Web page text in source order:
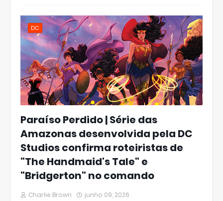
DC
Paraíso Perdido | Série das
Amazonas desenvolvida pela DC
Studios confirma roteiristas de
"The Handmaid's Tale" e
"Bridgerton" no comando
Charlie Brown junho 09, 2026